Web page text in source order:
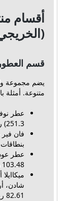
قسم العطور
يضم مجموعة
متنوعة. أمثلة
251.3) ريال.
103.48 ريال وتصل إلى 221.74 ريال.
82.61 ريال وحتى 112.17 ريال.